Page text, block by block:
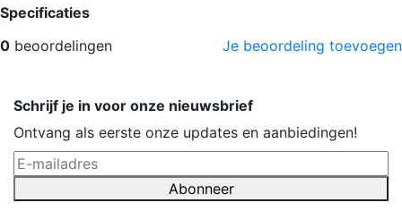
Specificaties
0 beoordelingen Je beoordeling toevoegen
Schrijf je in voor onze nieuwsbrief
Ontvang als eerste onze updates en aanbiedingen!
Abonneer